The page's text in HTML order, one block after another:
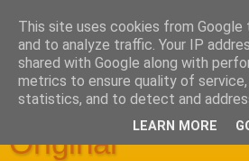
Sparfuchs' Blog -
Original
This site uses cookies from
and to analyze traffic. Your IP
shared with Google along with
metrics to ensure quality of
statistics, and to detect and
LEARN MORE